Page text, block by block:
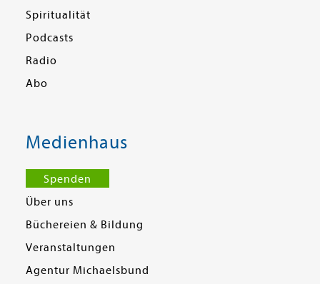
Spiritualität
Podcasts
Radio
Abo
Medienhaus
Spenden
Über uns
Büchereien & Bildung
Veranstaltungen
Agentur Michaelsbund